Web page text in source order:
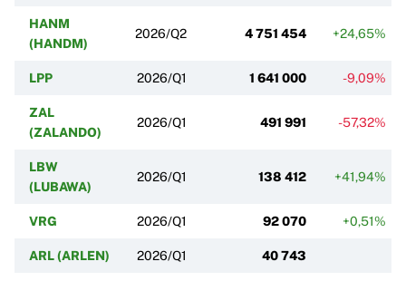
HANM
(HANDM)
2026/Q2 4 751 454 +24,65%
LPP 2026/Q1 1 641 000 -9,09%
ZAL
(ZALANDO)
2026/Q1 491 991 -57,32%
LBW
(LUBAWA)
2026/Q1 138 412 +41,94%
VRG 2026/Q1 92 070 +0,51%
ARL (ARLEN) 2026/Q1 40 743